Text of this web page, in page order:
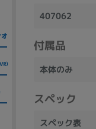
407062
付属品
本体のみ
スペック
スペック表
Aランク Bランク